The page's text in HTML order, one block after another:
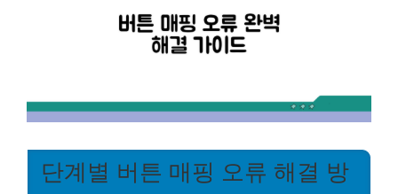
단계별 버튼 매핑 오류 해결 방